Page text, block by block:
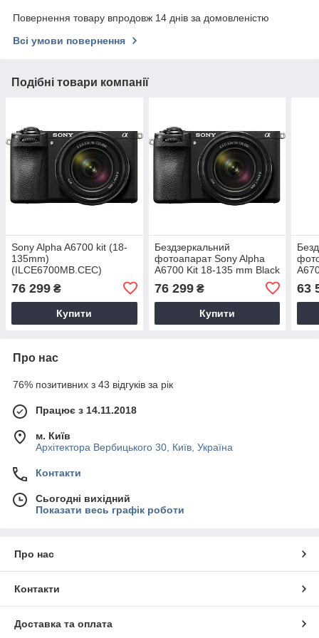
Повернення товару впродовж 14 днів за домовленістю
Всі умови повернення
Подібні товари компанії
Sony Alpha A6700 kit (18-
135mm)
(ILCE6700MB.CEC)
76 299 ₴
Купити
Бездзеркальний
фотоапарат Sony Alpha
A6700 Kit 18-135 mm Black
76 299₴
Купити
63
Про нас
76% позитивних з 43 відгуків за рік
Працює з 14.11.2018
м. Київ
Архітектора Вербицького 30, Київ, Україна
Контакти
Сьогодні вихідний
Показати весь графік роботи
Про нас
Контакти
Доставка та оплата